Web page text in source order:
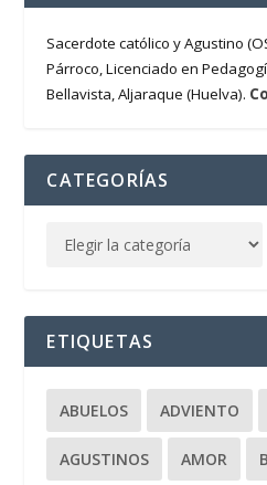
Sacerdote católico y Agustino
Párroco, Licenciado en
Bellavista, Aljaraque (Huelva).
CATEGORÍAS
ETIQUETAS
ABUELOS ADVIENTO
AGUSTINOS AMOR